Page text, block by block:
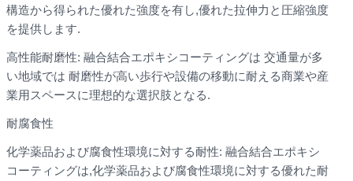
構造から得られた優れた強度を有し,優れた拉伸力と圧縮強度
を提供します.
高性能耐磨性: 融合結合エポキシコーティングは 交通量が多
い地域では 耐磨性が高い歩行や設備の移動に耐える商業や産
業用スペースに理想的な選択肢となる.
耐腐食性
化学薬品および腐食性環境に対する耐性: 融合結合エポキシ
コーティングは,化学薬品および腐食性環境に対する優れた耐